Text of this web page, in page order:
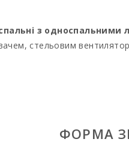
з односпальними
стельовим
для насолоди
Кала д’Ор, вілла
ФОРМА